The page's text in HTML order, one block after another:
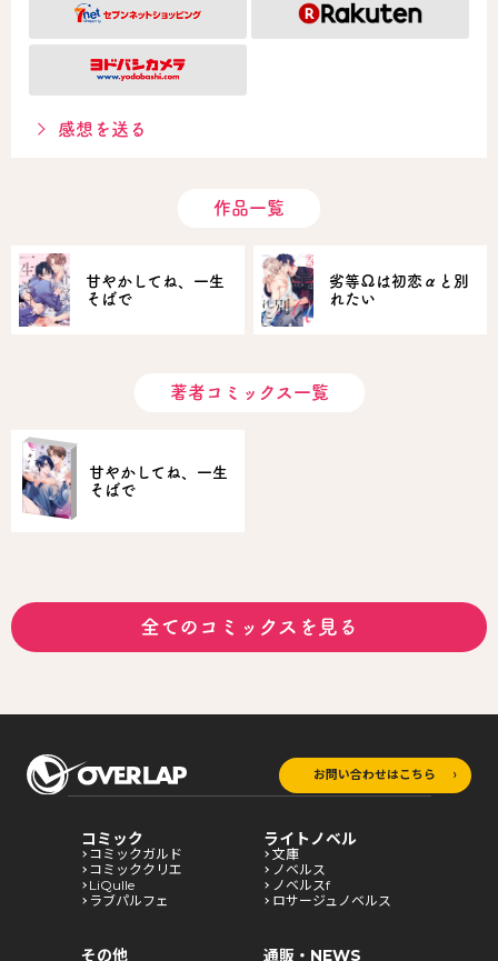
感想を送る
作品一覧
甘やかしてね、一生
そばで
劣等Ωは初恋αと別
れたい
著者コミックス一覧
甘やかしてね、一生
そばで
全てのコミックスを見る
お問い合わせはこちら
コミック
コミックガルド
コミッククリエ
LiQulle
ラブパルフェ
ライトノベル
文庫
ノベルス
ノベルスf
ロサージュノベルス
その他 通販・NEWS